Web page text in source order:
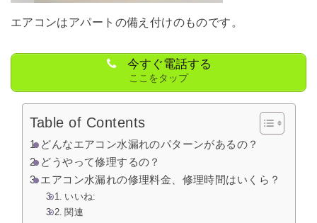
エアコンはアパートの備え付けのものです。
今すぐ電話する
ここをタップ
Table of Contents
どんなエアコン水漏れのパターンがあるの？
どうやって修理するの？
エアコン水漏れの修理料金、修理時間はいくら？
いいね:
関連